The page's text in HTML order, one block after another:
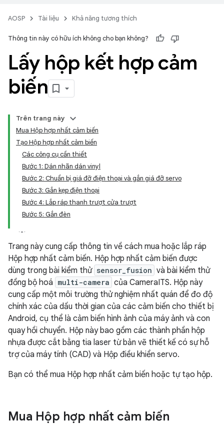
AOSP Tài liệu Khả năng tương thích
Thông tin này có hữu ích không cho bạn không?
Lấy hộp kết hợp cảm
biến
Trên trang này
Mua Hộp hợp nhất cảm biến
Tạo Hộp hợp nhất cảm biến
Các công cụ cần thiết
Bước 1: Dán nhãn dán vinyl
Bước 2: Chuẩn bị giá đỡ điện thoại và gắn giá đỡ servo
Bước 3: Gắn kẹp điện thoại
Bước 4: Lắp ráp thanh trượt cửa trượt
Bước 5: Gắn đèn
Trang này cung cấp thông tin về cách mua hoặc lắp ráp
Hộp hợp nhất cảm biến. Hộp hợp nhất cảm biến được
dùng trong bài kiểm thử sensor_fusion và bài kiểm thử
đồng bộ hoá multi-camera của CameraITS. Hộp này
cung cấp một môi trường thử nghiệm nhất quán để đo độ
chính xác của dấu thời gian của các cảm biến cho thiết bị
Android, cụ thể là cảm biến hình ảnh của máy ảnh và con
quay hồi chuyển. Hộp này bao gồm các thành phần hộp
nhựa được cắt bằng tia laser từ bản vẽ thiết kế có sự hỗ
trợ của máy tính (CAD) và Hộp điều khiển servo.
Bạn có thể mua Hộp hợp nhất cảm biến hoặc tự tạo hộp.
Mua Hộp hợp nhất cảm biến